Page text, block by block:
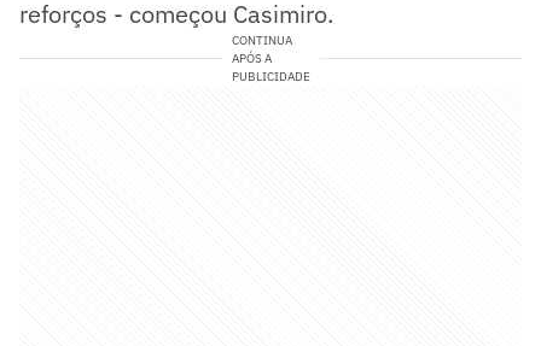
reforços - começou Casimiro.
CONTINUA
APÓS A
PUBLICIDADE